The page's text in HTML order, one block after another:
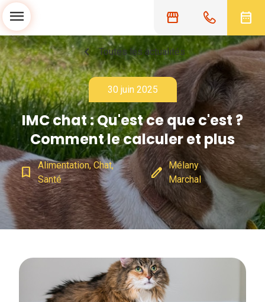
storefront date_range
menu
chevron_left Toutes les actualités
30 juin 2025
IMC chat : Qu'est ce que c'est ?
Comment le calculer et plus
bookmark_border Alimentation, Chat,
Santé
edit Mélany
Marchal